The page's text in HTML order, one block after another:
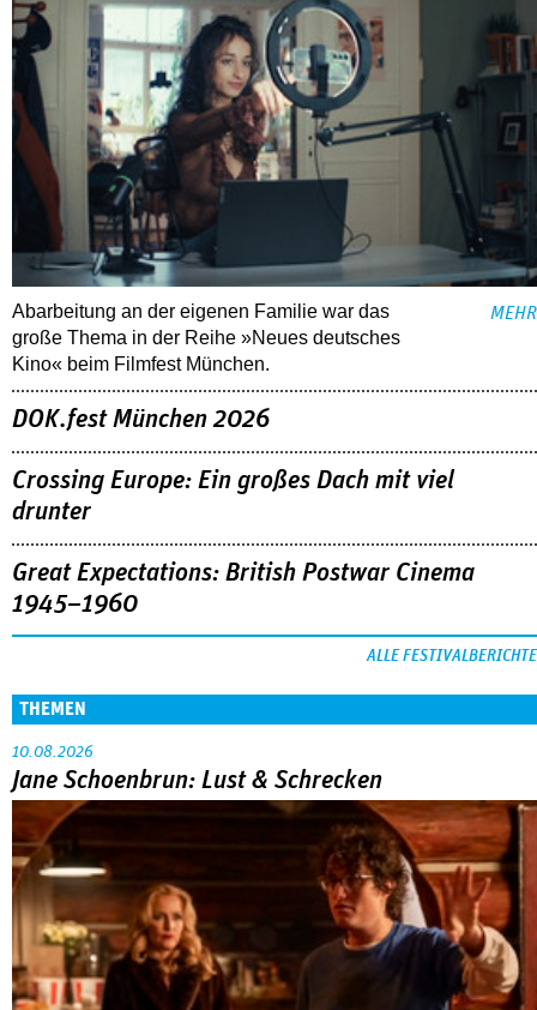
Abarbeitung an der eigenen Familie war das
große Thema in der Reihe »Neues deutsches
Kino« beim Filmfest München.
MEHR
DOK.fest München 2026
Crossing Europe: Ein großes Dach mit viel
drunter
Great Expectations: British Postwar Cinema
1945–1960
ALLE FESTIVALBERICHTE
THEMEN
10.08.2026
Jane Schoenbrun: Lust & Schrecken